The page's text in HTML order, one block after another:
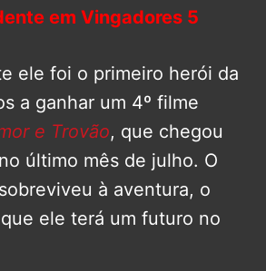
em Vingadores 5
ele foi o primeiro herói da
a ganhar um 4º filme
e Trovão, que chegou
último mês de julho. O
à aventura, o
ele terá um futuro no